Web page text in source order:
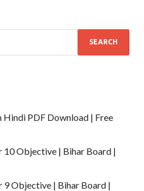
PDF Download | Free
10 Objective | Bihar Board |
9 Objective | Bihar Board |